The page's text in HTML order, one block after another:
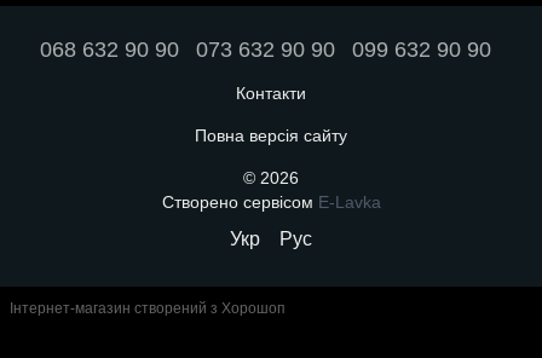
068 632 90 90 073 632 90 90 099 632 90 90
Контакти
Повна версія сайту
© 2026
Створено сервісом E-Lavka
Укр Рус
Інтернет-магазин створений з Хорошоп